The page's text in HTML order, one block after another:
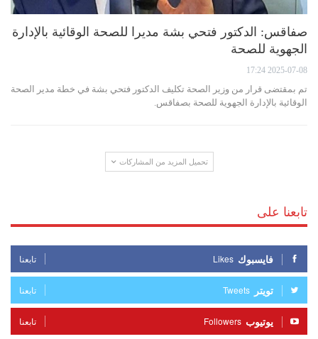
صفاقس: الدكتور فتحي بشة مديرا للصحة الوقائية بالإدارة
الجهوية للصحة
2025-07-08 17:24
تم بمقتضى قرار من وزير الصحة تكليف الدكتور فتحي بشة في خطة مدير الصحة
الوقائية بالإدارة الجهوية للصحة بصفاقس.
تحميل المزيد من المشاركات
تابعنا على
فايسبوك Likes تابعنا
تويتر Tweets تابعنا
يوتيوب Followers تابعنا